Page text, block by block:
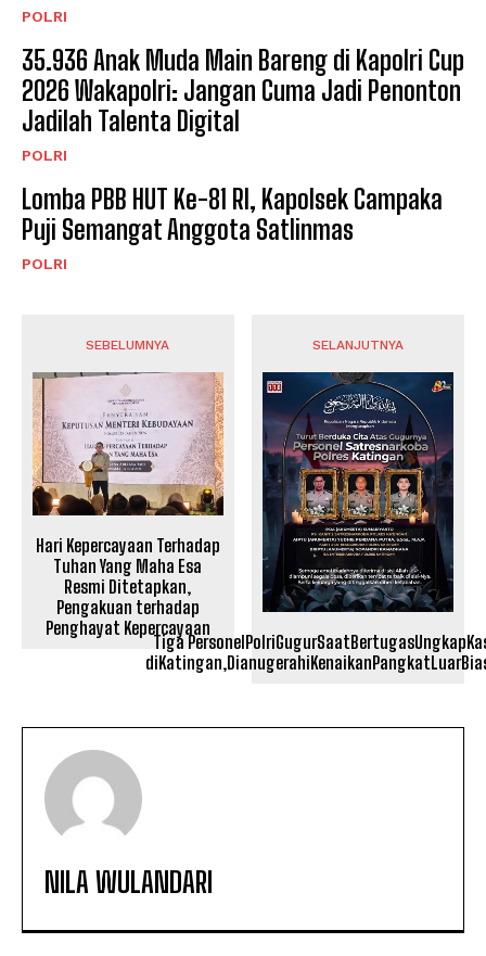
POLRI
35.936 Anak Muda Main Bareng di Kapolri Cup
2026 Wakapolri: Jangan Cuma Jadi Penonton
Jadilah Talenta Digital
POLRI
Lomba PBB HUT Ke-81 RI, Kapolsek Campaka
Puji Semangat Anggota Satlinmas
POLRI
SEBELUMNYA
Hari Kepercayaan Terhadap
Tuhan Yang Maha Esa
Resmi Ditetapkan,
Pengakuan terhadap
Penghayat Kepercayaan
SELANJUTNYA
Tiga
NILA WULANDARI